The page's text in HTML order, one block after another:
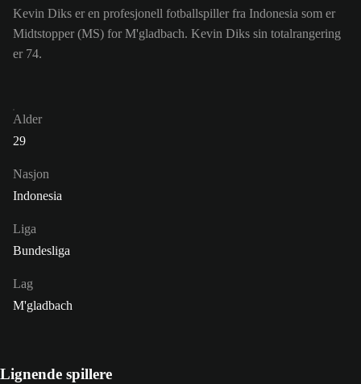
Kevin Diks er en profesjonell fotballspiller fra Indonesia som er
Midtstopper (MS) for M'gladbach. Kevin Diks sin totalrangering
er 74.
Alder
29
Nasjon
Indonesia
Liga
Bundesliga
Lag
M'gladbach
Lignende spillere